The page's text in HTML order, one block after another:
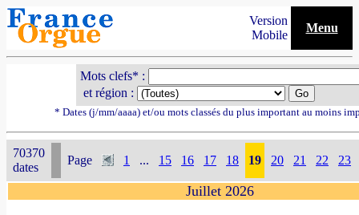
Version
Mobile
Menu
Mots clefs* :
et région :
* Dates (j/mm/aaaa) et/ou mots classés du plus important au moins
70370
dates
Page 1 ... 15 16 17 18 19 20 21 22 23
Juillet 2026